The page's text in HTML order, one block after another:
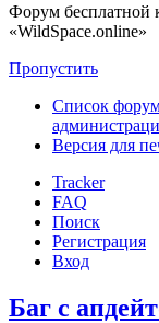
Форум бесплатной
«WildSpace.online»
Пропустить
Список
Версия для
Tracker
FAQ
Поиск
Регистрация
Вход
Баг с